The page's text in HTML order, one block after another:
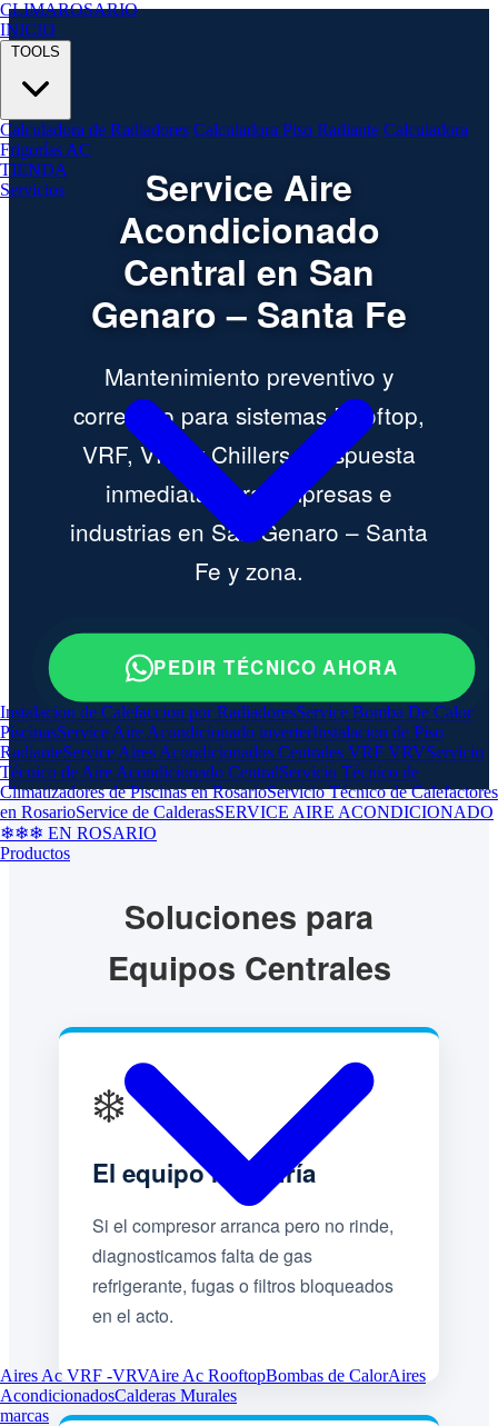
CLIMAROSARIO
INICIO
TOOLS
Calculadora de Radiadores Calculadora Piso Radiante Calculadora
Frigorías AC
TIENDA
Servicios
Instalacion de Calefaccion por RadiadoresService Bomba De Calor
PiscinasService Aire Acondicionado inverterInstalacion de Piso
RadianteService Aires Acondicionados Centrales VRF VRVServicio
Técnico de Aire Acondicionado CentralServicio Técnico de
Climatizadores de Piscinas en RosarioServicio Técnico de Calefactores
en RosarioService de CalderasSERVICE AIRE ACONDICIONADO
❄❄❄ EN ROSARIO
Productos
Aires Ac VRF -VRVAire Ac RooftopBombas de CalorAires
AcondicionadosCalderas Murales
marcas
Service Aire
Acondicionado
Central en San
Genaro – Santa Fe
Mantenimiento preventivo y
correctivo para sistemas Rooftop,
VRF, VRV y Chillers. Respuesta
inmediata para empresas e
industrias en San Genaro – Santa
Fe y zona.
PEDIR TÉCNICO AHORA
Soluciones para
Equipos Centrales
❄️
El equipo no enfría
Si el compresor arranca pero no rinde,
diagnosticamos falta de gas
refrigerante, fugas o filtros bloqueados
en el acto.